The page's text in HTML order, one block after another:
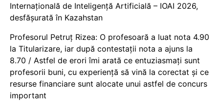
Internațională de Inteligență Artificială – IOAI 2026,
desfășurată în Kazahstan
Profesorul Petruț Rizea: O profesoară a luat nota 4.90
la Titularizare, iar după contestații nota a ajuns la
8.70 / Astfel de erori îmi arată ce entuziasmați sunt
profesorii buni, cu experiență să vină la corectat și ce
resurse financiare sunt alocate unui astfel de concurs
important